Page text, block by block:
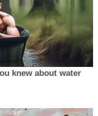
knew about water